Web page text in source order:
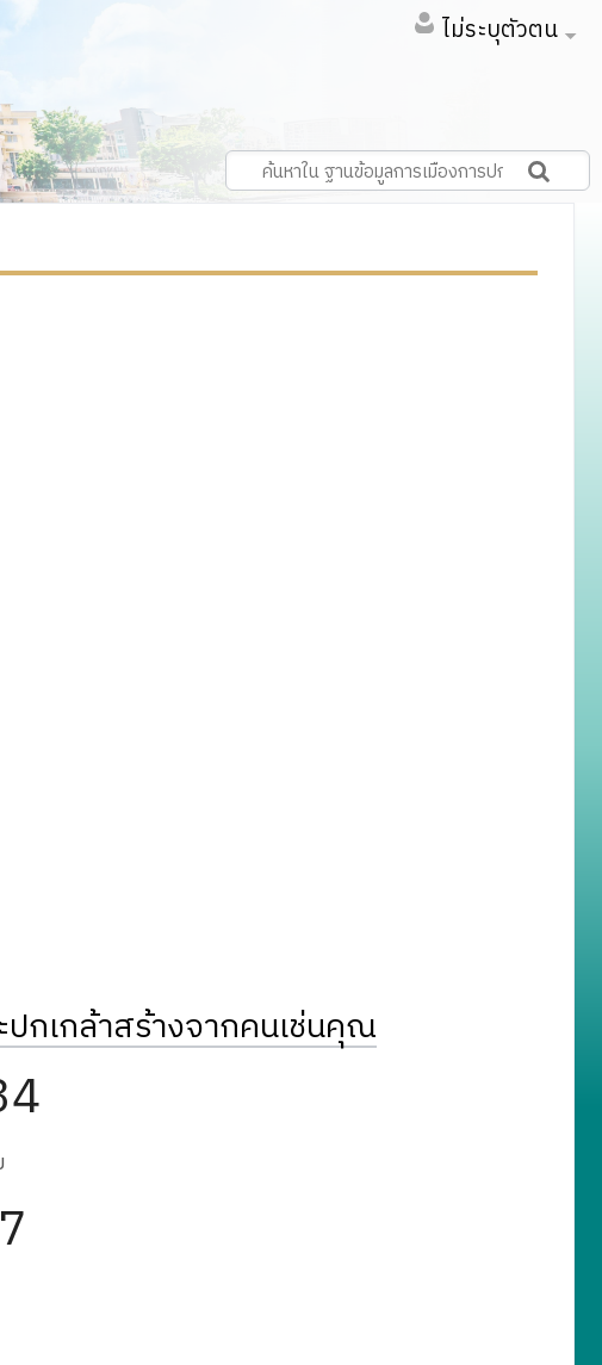
ไม่ระบุตัวตน
กเกล้าสร้างจากคนเช่นคุณ